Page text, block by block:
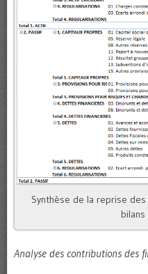
Synthèse de la reprise
Analyse des contributions des